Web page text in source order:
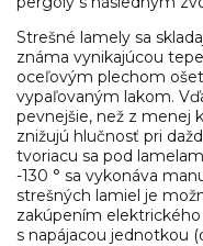
Strešné lamely sa
známa vynikajúcou
oceľovým plechom
vypaľovaným lakom.
pevnejšie, než z menej
znižujú hlučnosť pri
tvoriacu sa pod
-130 ° sa vykonáva
strešných lamiel je
zakúpením
s napájacou jednotkou